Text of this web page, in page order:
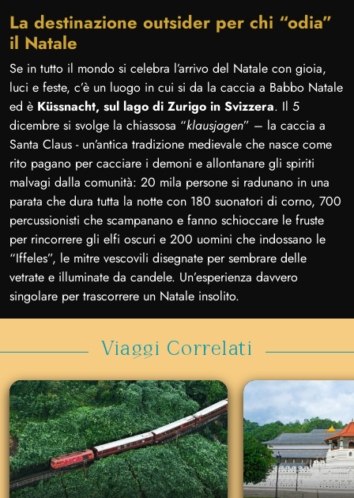
La destinazione outsider per chi “odia”
il Natale
Se in tutto il mondo si celebra l’arrivo del Natale con gioia,
luci e feste, c’è un luogo in cui si da la caccia a Babbo Natale
ed è Küssnacht, sul lago di Zurigo in Svizzera. Il 5
dicembre si svolge la chiassosa “klausjagen” – la caccia a
Santa Claus - un’antica tradizione medievale che nasce come
rito pagano per cacciare i demoni e allontanare gli spiriti
malvagi dalla comunità: 20 mila persone si radunano in una
parata che dura tutta la notte con 180 suonatori di corno, 700
percussionisti che scampanano e fanno schioccare le fruste
per rincorrere gli elfi oscuri e 200 uomini che indossano le
“Iffeles”, le mitre vescovili disegnate per sembrare delle
vetrate e illuminate da candele. Un’esperienza davvero
singolare per trascorrere un Natale insolito.
Viaggi Correlati